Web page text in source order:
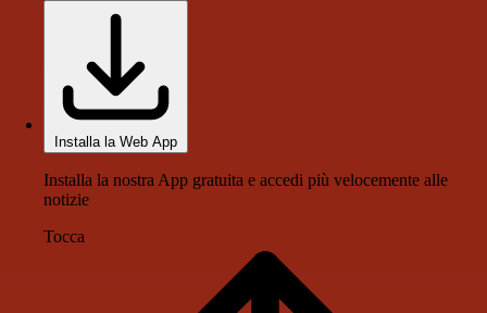
Installa la Web App
Installa la nostra App gratuita e accedi più velocemente alle
notizie
Tocca